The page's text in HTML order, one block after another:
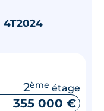
4T2024
2ème étage
355 000 €